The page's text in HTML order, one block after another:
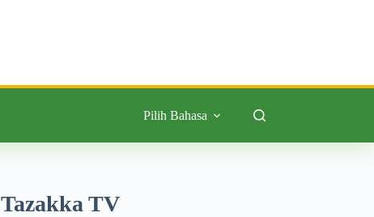
Pilih Bahasa
Tazakka TV